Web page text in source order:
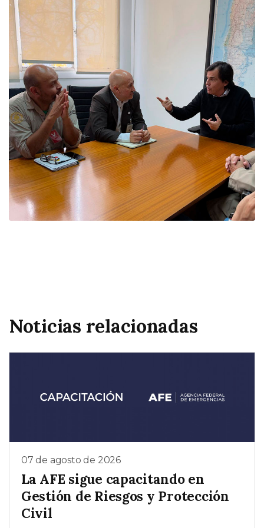
Noticias relacionadas
07 de agosto de 2026
La AFE sigue capacitando en
Gestión de Riesgos y Protección
Civil